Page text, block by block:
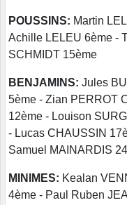
POUSSINS: Martin
Achille LELEU 6ème -
SCHMIDT 15ème
BENJAMINS: Jules
5ème - Zian PERROT
12ème - Louison
- Lucas CHAUSSIN
Samuel MAINARDIS
MINIMES: Kealan
4ème - Paul Ruben